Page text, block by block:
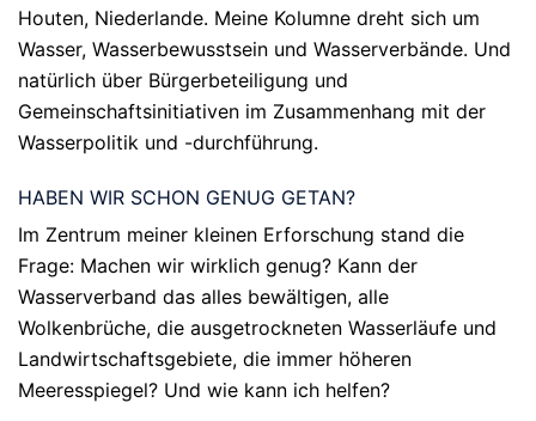
Houten, Niederlande. Meine Kolumne dreht sich um
Wasser, Wasserbewusstsein und Wasserverbände. Und
natürlich über Bürgerbeteiligung und
Gemeinschaftsinitiativen im Zusammenhang mit der
Wasserpolitik und -durchführung.
HABEN WIR SCHON GENUG GETAN?
Im Zentrum meiner kleinen Erforschung stand die
Frage: Machen wir wirklich genug? Kann der
Wasserverband das alles bewältigen, alle
Wolkenbrüche, die ausgetrockneten Wasserläufe und
Landwirtschaftsgebiete, die immer höheren
Meeresspiegel? Und wie kann ich helfen?